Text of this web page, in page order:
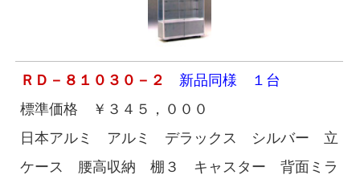
ＲＤ－８１０３０－２
新品同様 １台
標準価格 ￥３４５，０００
日本アルミ アルミ デラックス シルバー 立
ケース 腰高収納 棚３ キャスター 背面ミラ